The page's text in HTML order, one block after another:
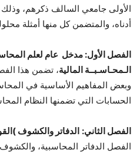
الأولى جامعي السالف ذكرهم،
أدناه، والمتضمن كل منها أمثلة
الفصل الأول: مدخل عام لعلم
الـمحـاسـبــة المالية، تضمن هذا
وبعض المفاهيم الأساسية في
الحسابات التي تضمنها النظام
الفصل الثاني: الدفاتر والكشوف )
الفصل الدفاتر المحاسبية،